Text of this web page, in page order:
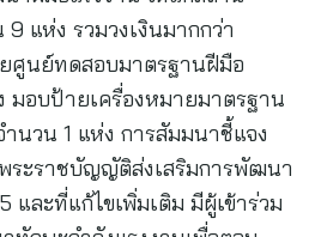
แห่ง รวมวงเงินมากกว่า
ศูนย์ทดสอบมาตรฐานฝีมือ
มอบป้ายเครื่องหมายมาตรฐาน
นวน 1 แห่ง การสัมมนาชี้แจง
ระราชบัญญัติส่งเสริมการพัฒนา
และที่แก้ไขเพิ่มเติม มีผู้เข้าร่วม